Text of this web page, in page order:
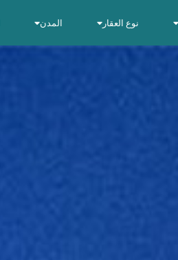
نوع العقار المدن